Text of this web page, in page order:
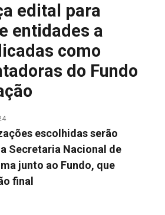
edital para
entidades a
como
do Fundo
escolhidas serão
Secretaria Nacional de
junto ao Fundo, que
final